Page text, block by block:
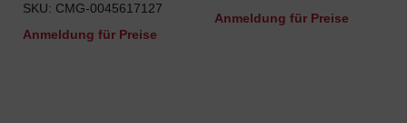
SKU: CMG-0045617127
Anmeldung für Preise
Anmeldung für Preise